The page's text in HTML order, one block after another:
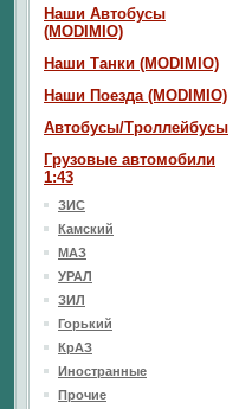
Наши Автобусы
(MODIMIO)
Наши Танки (MODIMIO)
Наши Поезда (MODIMIO)
Автобусы/Троллейбусы
Грузовые автомобили
1:43
ЗИС
Камский
МАЗ
УРАЛ
ЗИЛ
Горький
КрАЗ
Иностранные
Прочие